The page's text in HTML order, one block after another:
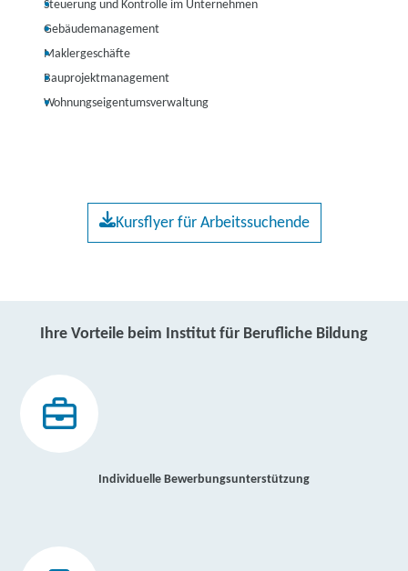
Steuerung und Kontrolle im Unternehmen
Gebäudemanagement
Maklergeschäfte
Bauprojektmanagement
Wohnungseigentumsverwaltung
Kursflyer für Arbeitssuchende
Ihre Vorteile beim Institut für Berufliche Bildung
Individuelle Bewerbungsunterstützung